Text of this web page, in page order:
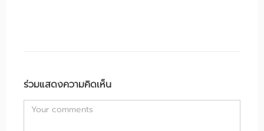
ร่วมแสดงความคิดเห็น